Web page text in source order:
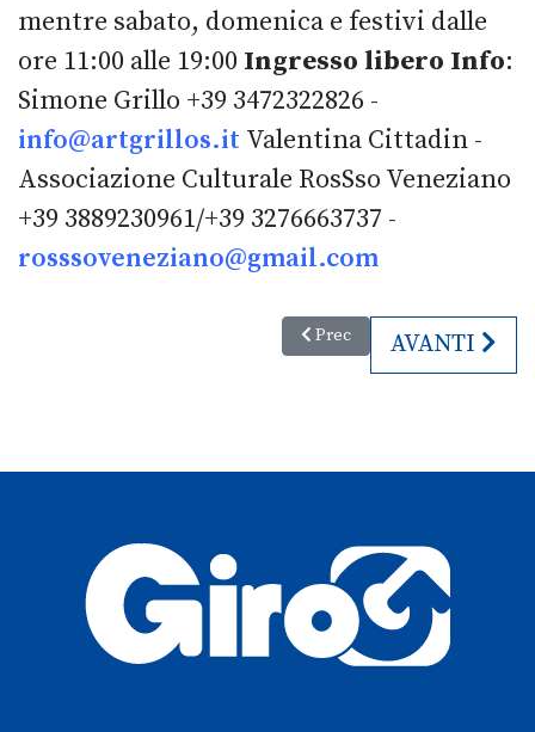
mentre sabato, domenica e festivi dalle
ore 11:00 alle 19:00 Ingresso libero Info:
Simone Grillo +39 3472322826 -
info@artgrillos.it Valentina Cittadin -
Associazione Culturale RosSso Veneziano
+39 3889230961/+39 3276663737 -
rosssoveneziano@gmail.com
Articolo precedente: De
Prec ARTICOLO
AVANTI